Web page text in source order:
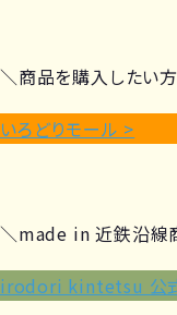
＼商品を購入したい
いろどりモール >
＼made in 近鉄沿線
irodori kintetsu 公